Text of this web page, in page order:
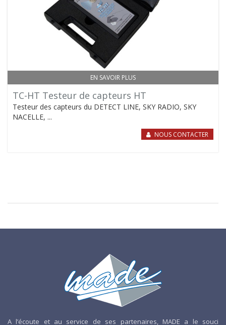
EN SAVOIR PLUS
TC-HT Testeur de capteurs HT
Testeur des capteurs du DETECT LINE, SKY RADIO, SKY
NACELLE, ...
NOUS CONTACTER
A l’écoute et au service de ses partenaires, MADE a le souci